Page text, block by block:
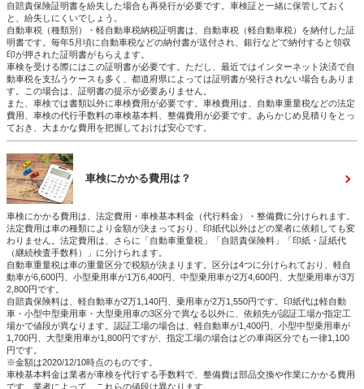
自賠責保険証明書を紛失した場合も再発行が必要です。車検証と一緒に保管しておく
と、紛失しにくいでしょう。
自動車税（種類別）・軽自動車税納税証明書は、自動車税（軽自動車税）を納付した証
明書です。毎年5月頃に自動車税などの納付書が送付され、銀行などで納付すると領収
印が押された証明書がもらえます。
車検を受ける際にはこの証明書が必要です。ただし、最近ではインターネット決済で自
動車税を支払うケースも多く、都道府県によっては証明書が発行されない場合もありま
す。この場合は、証明書の提示が必要ありません。
また、車検では書類以外に車検費用が必要です。車検費用は、自動車重量税などの法定
費用、車検の代行手数料の車検基本料、整備費用が必要です。あらかじめ見積りをとっ
ておき、大まかな費用を把握しておけば安心です。
車検にかかる費用は？
車検にかかる費用は、法定費用・車検基本料金（代行料金）・整備費に分けられます。
法定費用は車の種類により金額が決まっており、印紙代以外はどの業者に依頼しても変
わりません。法定費用は、さらに「自動車重量税」「自賠責保険料」「印紙・証紙代
（継続検査手数料）」に分けられます。
自動車重量税は車の重量区分で税額が決まります。区分は4つに分けられており、軽自
動車が6,600円、小型乗用車が1万6,400円、中型乗用車が2万4,600円、大型乗用車が3万
2,800円です。
自賠責保険料は、軽自動車が2万1,140円、乗用車が2万1,550円です。印紙代は軽自動
車・小型中型乗用車・大型乗用車の3区分で異なる以外に、依頼先が認証工場か指定工
場かで値段が異なります。認証工場の場合は、軽自動車が1,400円、小型中型乗用車が
1,700円、大型乗用車が1,800円ですが、指定工場の場合はどの車両区分でも一律1,100
円です。
※金額は2020/12/10時点のものです。
車検基本料金は業者が車検を代行する手数料で、整備費は部品交換や作業にかかる費用
です。業者によって、これらの値段は異なります。